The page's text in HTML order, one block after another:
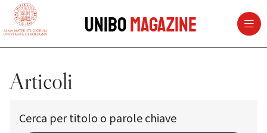
vai al contenuto della pagina
UniboMagazine
Articoli
Cerca per titolo o parole chiave